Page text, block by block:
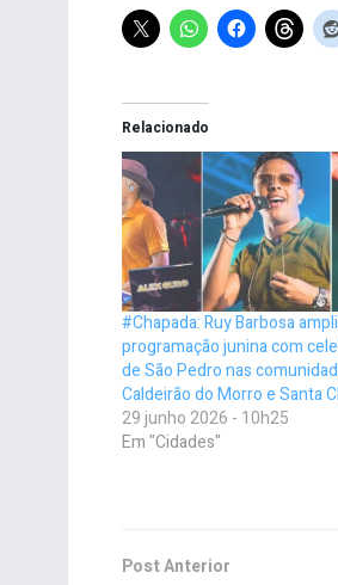
Relacionado
#Chapada: Ruy Barbosa
programação junina com
de São Pedro nas
Caldeirão do Morro e Santa
29 junho 2026 - 10h25
Em "Cidades"
Post Anterior